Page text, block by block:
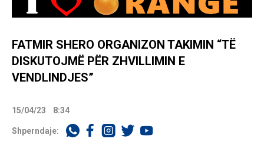
FATMIR SHERO ORGANIZON TAKIMIN “TË
DISKUTOJMË PËR ZHVILLIMIN E
VENDLINDJES”
15/04/23 8:34
Shperndaje: